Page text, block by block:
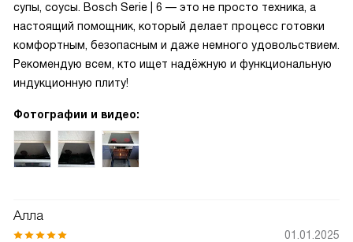
супы, соусы. Bosch Serie | 6 — это не просто техника, а
настоящий помощник, который делает процесс готовки
комфортным, безопасным и даже немного удовольствием.
Рекомендую всем, кто ищет надёжную и функциональную
индукционную плиту!
Фотографии и видео:
Алла
01.01.2025